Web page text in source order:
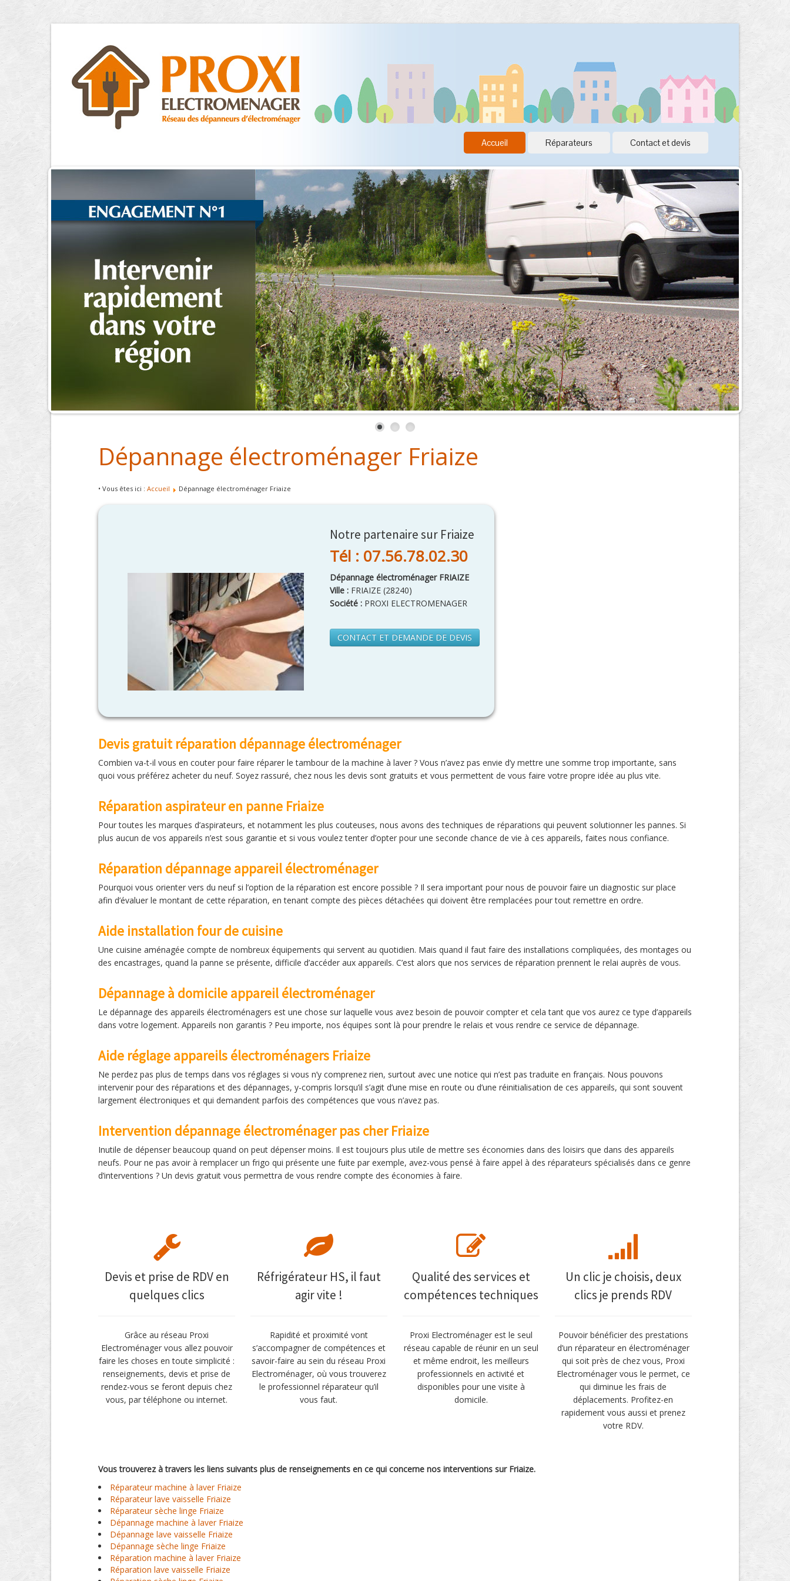
Accueil Réparateurs Contact et devis
Dépannage électroménager Friaize
• Vous êtes ici : Accueil Dépannage électroménager Friaize
Notre partenaire sur Friaize
Tél : 07.56.78.02.30
Dépannage électroménager FRIAIZE
Ville : FRIAIZE (28240)
Société : PROXI ELECTROMENAGER
CONTACT ET DEMANDE DE DEVIS
Devis gratuit réparation dépannage électroménager
Combien va-t-il vous en couter pour faire réparer le tambour de la machine à laver ? Vous n’avez pas envie d’y mettre une somme trop importante, sans
quoi vous préférez acheter du neuf. Soyez rassuré, chez nous les devis sont gratuits et vous permettent de vous faire votre propre idée au plus vite.
Réparation aspirateur en panne Friaize
Pour toutes les marques d’aspirateurs, et notamment les plus couteuses, nous avons des techniques de réparations qui peuvent solutionner les pannes. Si
plus aucun de vos appareils n’est sous garantie et si vous voulez tenter d’opter pour une seconde chance de vie à ces appareils, faites nous confiance.
Réparation dépannage appareil électroménager
Pourquoi vous orienter vers du neuf si l’option de la réparation est encore possible ? Il sera important pour nous de pouvoir faire un diagnostic sur place
afin d’évaluer le montant de cette réparation, en tenant compte des pièces détachées qui doivent être remplacées pour tout remettre en ordre.
Aide installation four de cuisine
Une cuisine aménagée compte de nombreux équipements qui servent au quotidien. Mais quand il faut faire des installations compliquées, des montages ou
des encastrages, quand la panne se présente, difficile d’accéder aux appareils. C’est alors que nos services de réparation prennent le relai auprès de vous.
Dépannage à domicile appareil électroménager
Le dépannage des appareils électroménagers est une chose sur laquelle vous avez besoin de pouvoir compter et cela tant que vos aurez ce type d’appareils
dans votre logement. Appareils non garantis ? Peu importe, nos équipes sont là pour prendre le relais et vous rendre ce service de dépannage.
Aide réglage appareils électroménagers Friaize
Ne perdez pas plus de temps dans vos réglages si vous n’y comprenez rien, surtout avec une notice qui n’est pas traduite en français. Nous pouvons
intervenir pour des réparations et des dépannages, y-compris lorsqu’il s’agit d’une mise en route ou d’une réinitialisation de ces appareils, qui sont souvent
largement électroniques et qui demandent parfois des compétences que vous n’avez pas.
Intervention dépannage électroménager pas cher Friaize
Inutile de dépenser beaucoup quand on peut dépenser moins. Il est toujours plus utile de mettre ses économies dans des loisirs que dans des appareils
neufs. Pour ne pas avoir à remplacer un frigo qui présente une fuite par exemple, avez-vous pensé à faire appel à des réparateurs spécialisés dans ce genre
d’interventions ? Un devis gratuit vous permettra de vous rendre compte des économies à faire.
Devis et prise de RDV en
quelques clics
Grâce au réseau Proxi
Electroménager vous allez pouvoir
faire les choses en toute simplicité :
renseignements, devis et prise de
rendez-vous se feront depuis chez
vous, par téléphone ou internet.
Réfrigérateur HS, il faut
agir vite !
Rapidité et proximité vont
s’accompagner de compétences et
savoir-faire au sein du réseau Proxi
Electroménager, où vous trouverez
le professionnel réparateur qu’il
vous faut.
Qualité des services et
compétences techniques
Proxi Electroménager est le seul
réseau capable de réunir en un seul
et même endroit, les meilleurs
professionnels en activité et
disponibles pour une visite à
domicile.
Un clic je choisis, deux
clics je prends RDV
Pouvoir bénéficier des prestations
d’un réparateur en électroménager
qui soit près de chez vous, Proxi
Electroménager vous le permet, ce
qui diminue les frais de
déplacements. Profitez-en
rapidement vous aussi et prenez
votre RDV.
Vous trouverez à travers les liens suivants plus de renseignements en ce qui concerne nos interventions sur Friaize.
Réparateur machine à laver Friaize
Réparateur lave vaisselle Friaize
Réparateur sèche linge Friaize
Dépannage machine à laver Friaize
Dépannage lave vaisselle Friaize
Dépannage sèche linge Friaize
Réparation machine à laver Friaize
Réparation lave vaisselle Friaize